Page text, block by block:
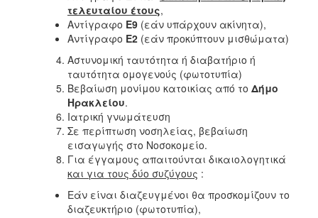
Φαρμακείο
Κοινωνικό
Παντοπωλείο
Ισότητα
των
Φύλων
Υγεία
Αυτόματοι
Απινιδωτές
τελευταίου έτους,
Αντίγραφο Ε9 (εάν υπάρχουν ακίνητα),
Αντίγραφο Ε2 (εάν προκύπτουν μισθώματα)
Αστυνομική ταυτότητα ή διαβατήριο ή
ταυτότητα ομογενούς (φωτοτυπία)
Βεβαίωση μονίμου κατοικίας από το Δήμο
Ηρακλείου.
Ιατρική γνωμάτευση
Σε περίπτωση νοσηλείας, βεβαίωση
εισαγωγής στο Νοσοκομείο.
Για έγγαμους απαιτούνται δικαιολογητικά
και για τους δύο συζύγους :
Εάν είναι διαζευγμένοι θα προσκομίζουν το
διαζευκτήριο (φωτοτυπία),